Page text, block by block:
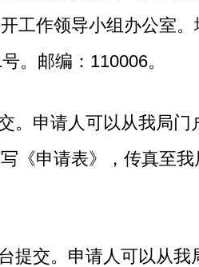
工作领导小组办公室
。邮编：110006。
。申请人可以从我局
《申请表》，传真至
提交。申请人可以从